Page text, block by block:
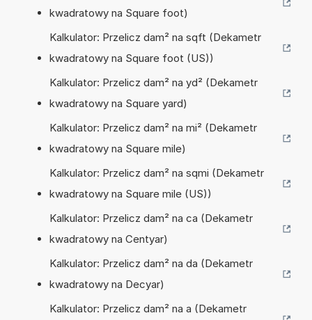
kwadratowy na Square foot)
Kalkulator: Przelicz dam² na sqft (Dekametr
kwadratowy na Square foot (US))
Kalkulator: Przelicz dam² na yd² (Dekametr
kwadratowy na Square yard)
Kalkulator: Przelicz dam² na mi² (Dekametr
kwadratowy na Square mile)
Kalkulator: Przelicz dam² na sqmi (Dekametr
kwadratowy na Square mile (US))
Kalkulator: Przelicz dam² na ca (Dekametr
kwadratowy na Centyar)
Kalkulator: Przelicz dam² na da (Dekametr
kwadratowy na Decyar)
Kalkulator: Przelicz dam² na a (Dekametr